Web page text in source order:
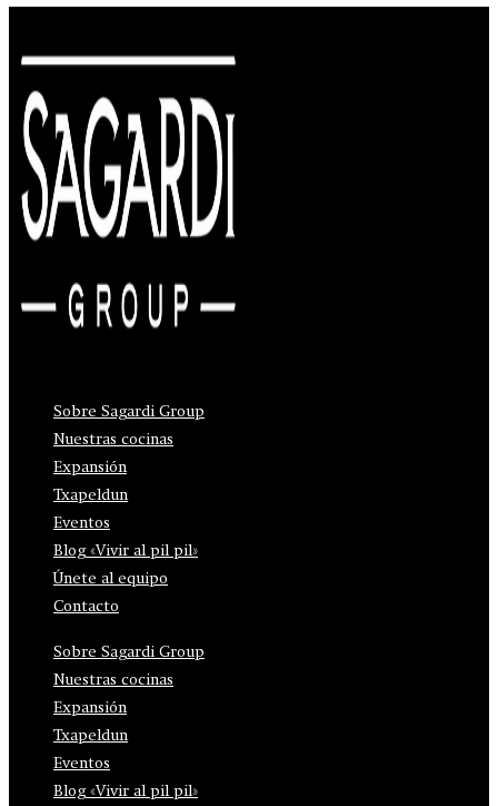
Sobre Sagardi Group
Nuestras cocinas
Expansión
Txapeldun
Eventos
Blog «Vivir al pil pil»
Únete al equipo
Contacto
Sobre Sagardi Group
Nuestras cocinas
Expansión
Txapeldun
Eventos
Blog «Vivir al pil pil»